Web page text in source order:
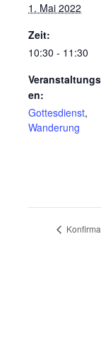
1. Mai 2022
Zeit:
10:30 - 11:30
en:
Gottesdienst,
Wanderung